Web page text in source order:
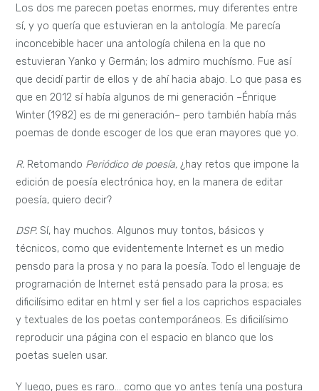
Los dos me parecen poetas enormes, muy diferentes entre
sí, y yo quería que estuvieran en la antología. Me parecía
inconcebible hacer una antología chilena en la que no
estuvieran Yanko y Germán; los admiro muchísmo. Fue así
que decidí partir de ellos y de ahí hacia abajo. Lo que pasa es
que en 2012 sí había algunos de mi generación –Énrique
Winter (1982) es de mi generación– pero también había más
poemas de donde escoger de los que eran mayores que yo.
R. Retomando Periódico de poesía, ¿hay retos que impone la
edición de poesía electrónica hoy, en la manera de editar
poesía, quiero decir?
DSP. Sí, hay muchos. Algunos muy tontos, básicos y
técnicos, como que evidentemente Internet es un medio
pensdo para la prosa y no para la poesía. Todo el lenguaje de
programación de Internet está pensado para la prosa; es
dificilísimo editar en html y ser fiel a los caprichos espaciales
y textuales de los poetas contemporáneos. Es dificilísimo
reproducir una página con el espacio en blanco que los
poetas suelen usar.
Y luego, pues es raro… como que yo antes tenía una postura